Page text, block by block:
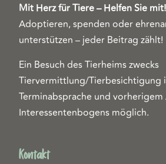
Mit Herz für Tiere – Helfen Sie mit!
Adoptieren, spenden oder
unterstützen – jeder Beitrag zählt!
Ein Besuch des Tierheims zwecks
Tiervermittlung/Tierbesichtigung
Terminabsprache und
Interessentenbogens möglich.
Kontakt